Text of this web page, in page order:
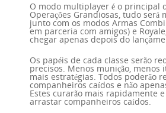
O modo multiplayer é o principal
Operações Grandiosas, tudo será
junto com os modos Armas
em parceria com amigos) e
chegar apenas depois do
Os papéis de cada classe serão
precisos. Menos munição, menos
mais estratégias. Todos poderão
companheiros caídos e não
Estes curarão mais rapidamente
arrastar companheiros caídos.